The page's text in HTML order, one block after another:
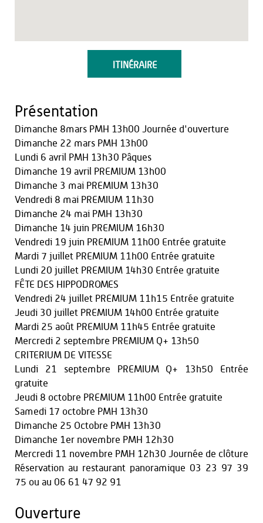
ITINÉRAIRE
Présentation
Dimanche 8mars PMH 13h00 Journée d'ouverture
Dimanche 22 mars PMH 13h00
Lundi 6 avril PMH 13h30 Pâques
Dimanche 19 avril PREMIUM 13h00
Dimanche 3 mai PREMIUM 13h30
Vendredi 8 mai PREMIUM 11h30
Dimanche 24 mai PMH 13h30
Dimanche 14 juin PREMIUM 16h30
Vendredi 19 juin PREMIUM 11h00 Entrée gratuite
Mardi 7 juillet PREMIUM 11h00 Entrée gratuite
Lundi 20 juillet PREMIUM 14h30 Entrée gratuite
FÊTE DES HIPPODROMES
Vendredi 24 juillet PREMIUM 11h15 Entrée gratuite
Jeudi 30 juillet PREMIUM 14h00 Entrée gratuite
Mardi 25 août PREMIUM 11h45 Entrée gratuite
Mercredi 2 septembre PREMIUM Q+ 13h50
CRITERIUM DE VITESSE
Lundi 21 septembre PREMIUM Q+ 13h50 Entrée
gratuite
Jeudi 8 octobre PREMIUM 11h00 Entrée gratuite
Samedi 17 octobre PMH 13h30
Dimanche 25 Octobre PMH 13h30
Dimanche 1er novembre PMH 12h30
Mercredi 11 novembre PMH 12h30 Journée de clôture
Réservation au restaurant panoramique 03 23 97 39
75 ou au 06 61 47 92 91
Ouverture